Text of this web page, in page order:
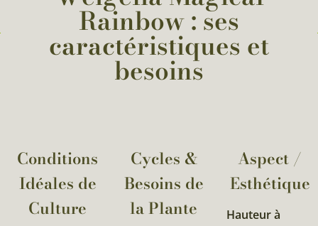
Rainbow : ses
caractéristiques et
besoins
Conditions
Idéales de
Culture
Cycles &
Besoins de
la Plante​
Aspect /
Esthétique
Hauteur à